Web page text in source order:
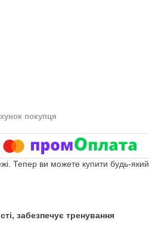
покупця
Тепер ви можете купити будь-який
забезпечує тренування